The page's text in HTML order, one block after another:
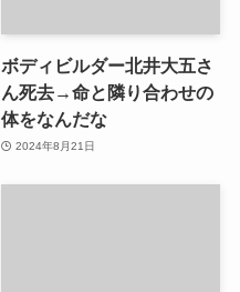
ボディビルダー北井大五さ
ん死去→命と隣り合わせの
体をなんだな
2024年8月21日